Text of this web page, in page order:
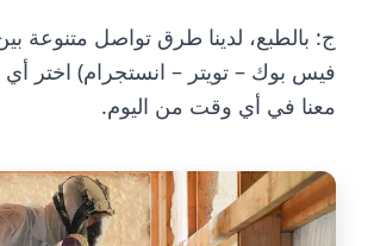
ج: بالطبع، لدينا طرق تواصل متنوعة
فيس بوك – تويتر – انستجرام) اختر أي
معنا في أي وقت من اليوم.